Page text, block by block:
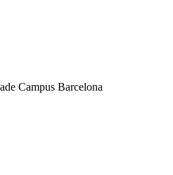
Campus Barcelona